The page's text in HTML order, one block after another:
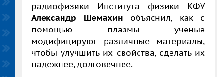
радиофизики Института физики КФУ
Александр Шемахин объяснил, как с
помощью плазмы ученые
модифицируют различные материалы,
чтобы улучшить их свойства, сделать их
надежнее, долговечнее.